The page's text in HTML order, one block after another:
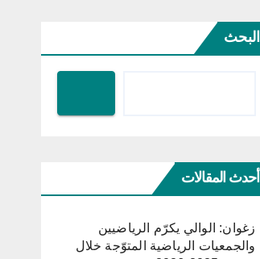
البحث
أحدث المقالات
زغوان: الوالي يكرّم الرياضيين
والجمعيات الرياضية المتوّجة خلال